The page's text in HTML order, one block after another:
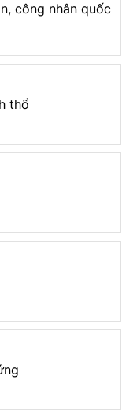
công nhân quốc
thổ